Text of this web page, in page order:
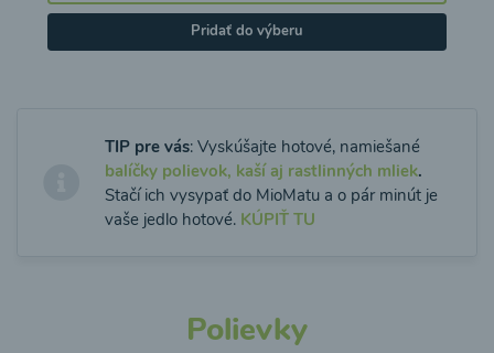
Pridať do výberu
TIP pre vás: Vyskúšajte hotové, namiešané
balíčky polievok, kaší aj rastlinných mliek.
Stačí ich vysypať do MioMatu a o pár minút je
vaše jedlo hotové. KÚPIŤ TU
Polievky